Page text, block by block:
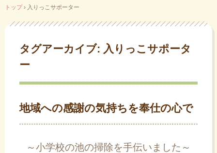
ン
テ
トップ › 入りっこサポーター
タグアーカイブ: 入りっこサポータ
ー
地域への感謝の気持ちを奉仕の心で
～小学校の池の掃除を手伝いました～